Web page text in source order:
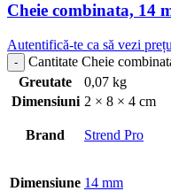
Cheie combinata, 14
Autentifică-te ca să vezi
Cantitate Cheie
Greutate
0,07 kg
Dimensiuni 2 × 8 × 4 cm
Brand Strend Pro
Dimensiune 14 mm